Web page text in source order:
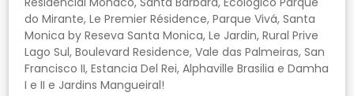
do Mirante, Le Premier Résidence, Parque Vivá, Santa
Monica by Reseva Santa Monica, Le Jardin, Rural Prive
Lago Sul, Boulevard Residence, Vale das Palmeiras, San
Francisco II, Estancia Del Rei, Alphaville Brasilia e Damha
I e II e Jardins Mangueiral!